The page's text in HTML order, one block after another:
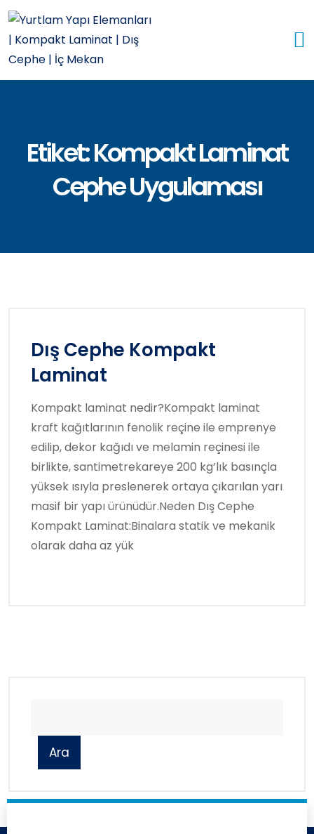
Etiket:Kompakt Laminat
Cephe Uygulaması
Dış Cephe Kompakt
Laminat
Kompakt laminat nedir?Kompakt laminat
kraft kağıtlarının fenolik reçine ile emprenye
edilip, dekor kağıdı ve melamin reçinesi ile
birlikte, santimetrekareye 200 kg’lık basınçla
yüksek ısıyla preslenerek ortaya çıkarılan yarı
masif bir yapı ürünüdür.Neden Dış Cephe
Kompakt Laminat:Binalara statik ve mekanik
olarak daha az yük
Ara